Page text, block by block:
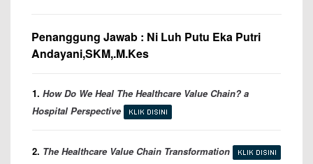
Penanggung Jawab : Ni Luh Putu Eka Putri
Andayani,SKM,.M.Kes
1. How Do We Heal The Healthcare Value Chain? a
Hospital Perspective
2. The Healthcare Value Chain Transformation